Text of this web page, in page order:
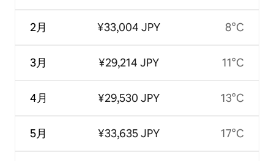
2月
3月
4月
5月
¥33,004 JPY
¥29,214 JPY
¥29,530 JPY
¥33,635 JPY
8°C
11°C
13°C
17°C